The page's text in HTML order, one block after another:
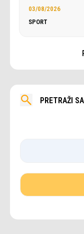
03/08/2026
SPORT
PRETRAŽI